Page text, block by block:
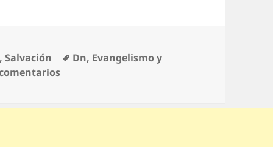
,Salvación Etiquetas
Dn, Evangelismo y
en Comprado Con Sangre Por Cristo